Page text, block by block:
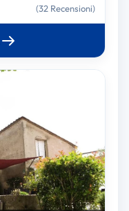
(32 Recensioni)